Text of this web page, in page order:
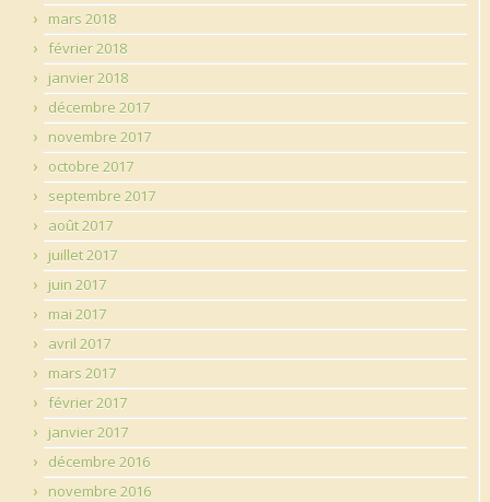
mars 2018
février 2018
janvier 2018
décembre 2017
novembre 2017
octobre 2017
septembre 2017
août 2017
juillet 2017
juin 2017
mai 2017
avril 2017
mars 2017
février 2017
janvier 2017
décembre 2016
novembre 2016